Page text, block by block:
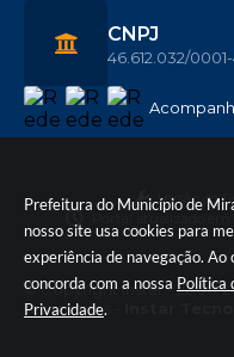
Prefeitura do Município de
nosso site usa cookies para
experiência de navegação. Ao
concorda com a nossa Política
Privacidade.
CNPJ
46.612.032/
Versão do
Portal atualizado em:
© Copyright Instar - 2006-
reservados -